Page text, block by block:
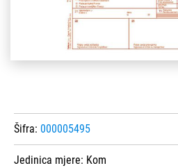
Šifra: 000005495
Jedinica mjere: Kom